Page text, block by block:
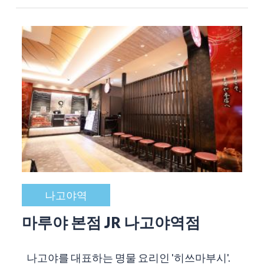
나고야역
마루야 본점 JR 나고야역점
나고야를 대표하는 명물 요리인 '히쓰마부시'.